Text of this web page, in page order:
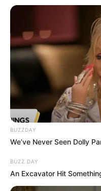
BUZZDAY
We’ve Never Seen Dolly
BUZZ DAY
An Excavator Hit